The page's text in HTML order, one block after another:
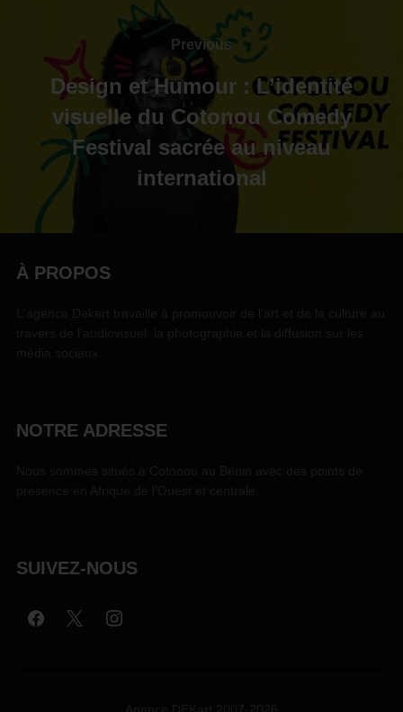
Previous
Design et Humour : L’identité
visuelle du Cotonou Comedy
Festival sacrée au niveau
international
À PROPOS
NOTRE ADRESSE
SUIVEZ-NOUS